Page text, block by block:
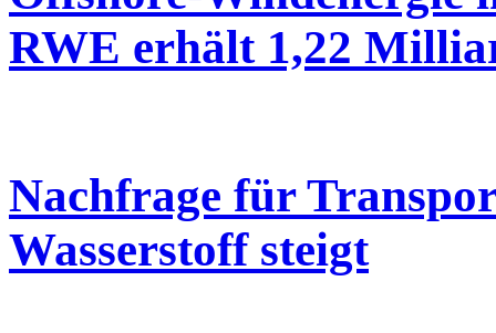
RWE erhält 1,22
Nachfrage für
Wasserstoff steigt